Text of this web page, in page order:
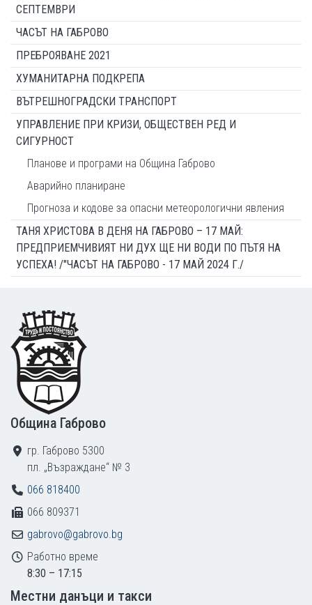
СЕПТЕМВРИ
ЧАСЪТ НА ГАБРОВО
ПРЕБРОЯВАНЕ 2021
ХУМАНИТАРНА ПОДКРЕПА
ВЪТРЕШНОГРАДСКИ ТРАНСПОРТ
УПРАВЛЕНИЕ ПРИ КРИЗИ, ОБЩЕСТВЕН РЕД И
СИГУРНОСТ
Планове и програми на Община Габрово
Аварийно планиране
Прогноза и кодове за опасни метеорологични явления
ТАНЯ ХРИСТОВА В ДЕНЯ НА ГАБРОВО – 17 МАЙ:
ПРЕДПРИЕМЧИВИЯТ НИ ДУХ ЩЕ НИ ВОДИ ПО ПЪТЯ НА
УСПЕХА! /"ЧАСЪТ НА ГАБРОВО - 17 МАЙ 2024 Г./
Footer
Община Габрово
гр. Габрово 5300
пл. „Възраждане“ № 3
066 818400
066 809371
gabrovo@gabrovo.bg
Работно време
8:30 – 17:15
Местни данъци и такси